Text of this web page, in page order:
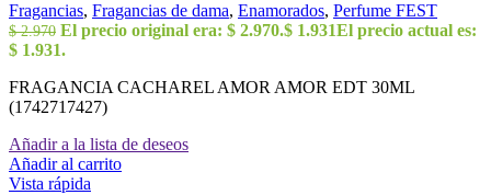
Fragancias, Fragancias de dama, Enamorados, Perfume FEST
$2.970 El precio original era: $ 2.970.$ 1.931El precio actual es:
$ 1.931.
FRAGANCIA CACHAREL AMOR AMOR EDT 30ML
(1742717427)
Añadir a la lista de deseos
Añadir al carrito
Vista rápida